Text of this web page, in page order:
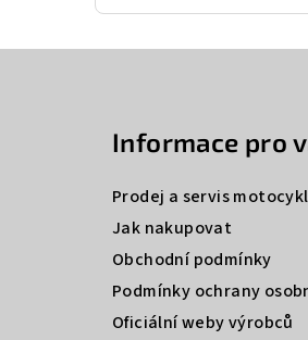
Informace pro
Prodej a servis
Jak nakupovat
Obchodní podmínky
Podmínky ochrany
Oficiální weby výrobců